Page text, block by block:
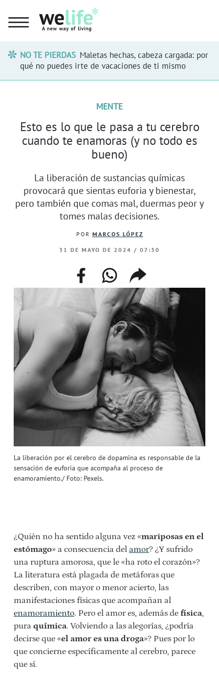
NO TE PIERDAS Maletas hechas, cabeza cargada: por
qué no puedes irte de vacaciones de ti mismo
La liberación por el cerebro de dopamina es responsable de la
sensación de euforia que acompaña al proceso de
enamoramiento./ Foto: Pexels.
MENTE
Esto es lo que le pasa a tu cerebro
cuando te enamoras (y no todo es
bueno)
La liberación de sustancias químicas
provocará que sientas euforia y bienestar,
pero también que comas mal, duermas peor y
tomes malas decisiones.
POR MARCOS LÓPEZ
31 DE MAYO DE 2024 / 07:30
facebookwhatsappcompartir
enlace
¿Quién no ha sentido alguna vez «mariposas en el
estómago» a consecuencia del amor? ¿Y sufrido
una ruptura amorosa, que le «ha roto el corazón»?
La literatura está plagada de metáforas que
describen, con mayor o menor acierto, las
manifestaciones físicas que acompañan al
enamoramiento. Pero el amor es, además de física,
pura química. Volviendo a las alegorías, ¿podría
decirse que «el amor es una droga»? Pues por lo
que concierne específicamente al cerebro, parece
que sí.